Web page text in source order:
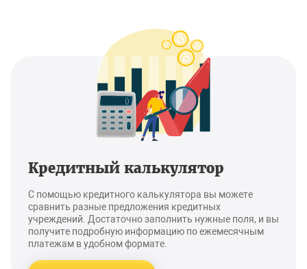
Кредитный калькулятор
С помощью кредитного калькулятора вы можете
сравнить разные предложения кредитных
учреждений. Достаточно заполнить нужные поля, и вы
получите подробную информацию по ежемесячным
платежам в удобном формате.